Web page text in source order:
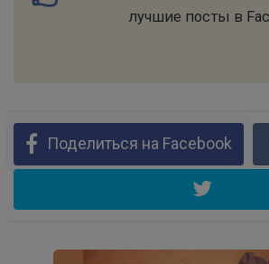
лучшие посты в
Поделиться на Facebook